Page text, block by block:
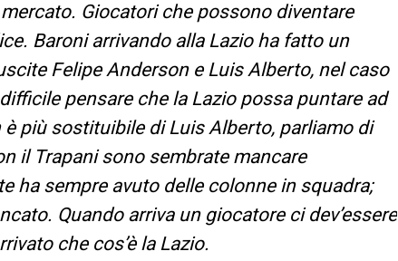
Giocatori che possono diventare
Baroni arrivando alla Lazio ha fatto un
Felipe Anderson e Luis Alberto, nel caso
pensare che la Lazio possa puntare ad
più sostituibile di Luis Alberto, parliamo di
il Trapani sono sembrate mancare
ha sempre avuto delle colonne in squadra;
Quando arriva un giocatore ci dev’essere
che cos’è la Lazio.